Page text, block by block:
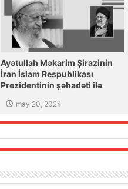
Ayətullah Məkarim Şirazinin
İran İslam Respublikası
Prezidentinin şəhadəti ilə
may 20, 2024